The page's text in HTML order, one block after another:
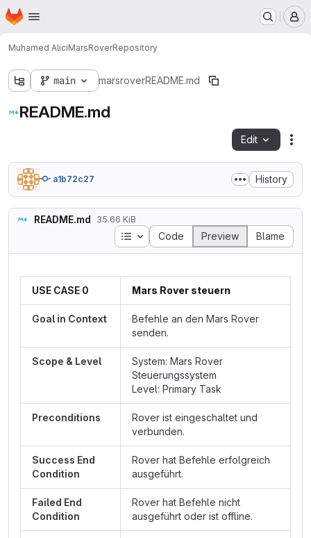
Skip to main content
Homepage
Muhamed AliciMarsRoverRepository
main marsroverREADME.md
README.md
Edit
a1b72c27 History
README.md 35.66 KiB
Table of contents
Code Preview Blame
USE CASE 0 Mars Rover steuern
Goal in Context
Befehle an den Mars Rover
senden.
Scope & Level
System: Mars Rover
Steuerungssystem
Level: Primary Task
Preconditions
Rover ist eingeschaltet und
verbunden.
Success End
Condition
Rover hat Befehle erfolgreich
ausgeführt.
Failed End
Condition
Rover hat Befehle nicht
ausgeführt oder ist offline.